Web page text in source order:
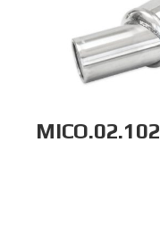
MICO.02.102